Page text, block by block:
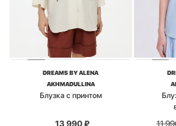
DREAMS BY ALENA
AKHMADULLINA
Блузка с принтом
13 990₽ 11